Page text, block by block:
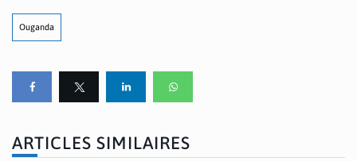
Ouganda
ARTICLES SIMILAIRES